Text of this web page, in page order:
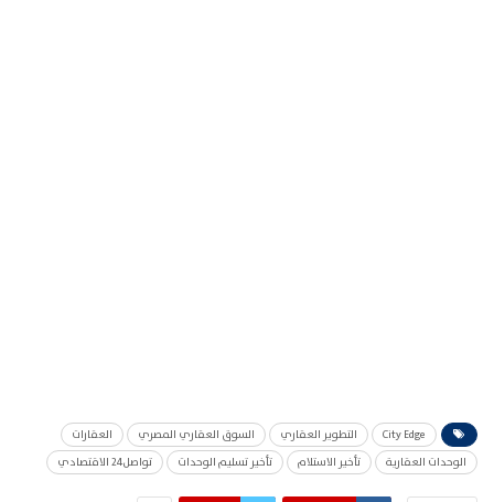
City Edge التطوير العقاري السوق العقاري المصري
العقارات
الوحدات العقارية
تأخير الاستلام تأخير تسليم الوحدات تواصل24 الاقتصادي